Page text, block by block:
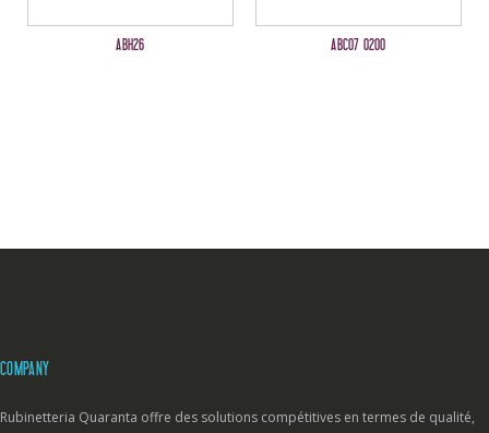
ABH26 ABC07 0200
COMPANY
Rubinetteria Quaranta offre des solutions compétitives en termes de qualité,